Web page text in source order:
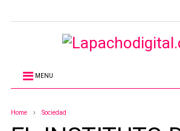
MENU
Home Sociedad